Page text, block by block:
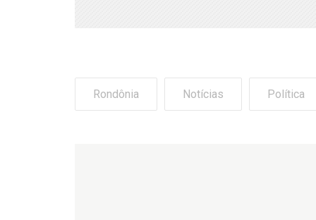
Rondônia Notícias Política